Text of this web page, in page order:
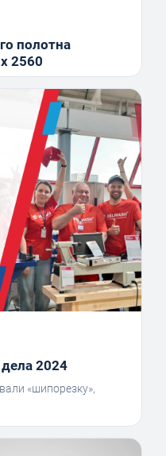
полотна
2560
2024
«шипорезку»,